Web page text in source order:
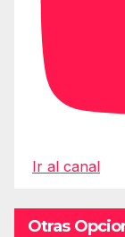
Ir al canal
Otras